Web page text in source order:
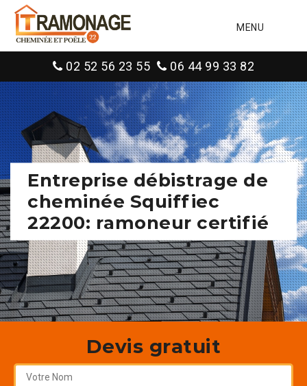
MENU
02 52 56 23 55 06 44 99 33 82
Entreprise débistrage de
cheminée Squiffiec
22200: ramoneur certifié
Devis gratuit